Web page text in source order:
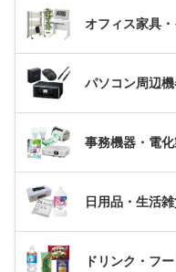
オフィス家具
パソコン周辺
事務機器・電
日用品・生活
ドリンク・フ